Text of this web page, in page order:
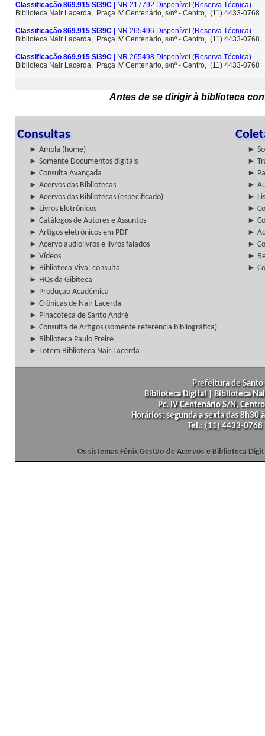
Classificação 869.915 SI39C | NR 217792 Disponível (Reserva Técnica)
Biblioteca Nair Lacerda, Praça IV Centenário, s/nº - Centro, (11) 4433-0768
Classificação 869.915 SI39C | NR 265496 Disponível (Reserva Técnica)
Biblioteca Nair Lacerda, Praça IV Centenário, s/nº - Centro, (11) 4433-0768
Classificação 869.915 SI39C | NR 265498 Disponível (Reserva Técnica)
Biblioteca Nair Lacerda, Praça IV Centenário, s/nº - Centro, (11) 4433-0768
Antes de se dirigir à biblioteca
Consultas
► Ampla (home)
►
► Somente Documentos digitais
►
► Consulta Avançada
►
► Acervos das Bibliotecas
►
► Acervos das Bibliotecas (especificado)
►
► Livros Eletrônicos
►
► Catálogos de Autores e Assuntos
►
► Artigos eletrônicos em PDF
►
► Acervo audiolivros e livros falados
►
► Vídeos
►
► Biblioteca Viva: consulta
►
► HQs da Gibiteca
► Produção Acadêmica
► Crônicas de Nair Lacerda
► Pinacoteca de Santo André
► Consulta de Artigos (somente referência bibliográfica)
► Biblioteca Paulo Freire
► Totem Biblioteca Nair Lacerda
Prefeitura de
Biblioteca Digital | Biblioteca
Pc. IV Centenário S/N,
Horários: segunda a sexta das
Tel.: (11) 4433-
Os sistemas Fênix Gestão de Acervos e Biblioteca